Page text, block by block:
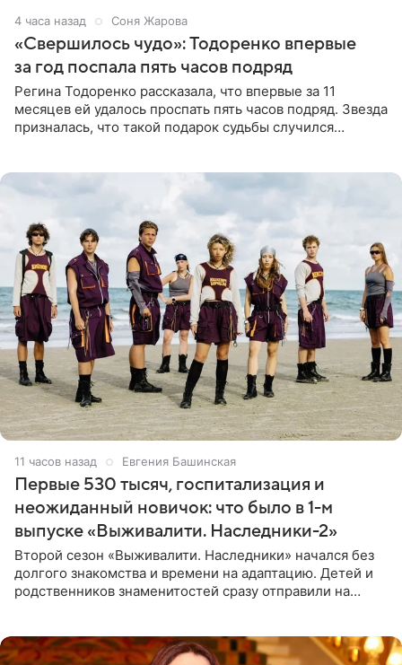
4 часа назад Соня Жарова
«Свершилось чудо»: Тодоренко впервые
за год поспала пять часов подряд
Регина Тодоренко рассказала, что впервые за 11
месяцев ей удалось проспать пять часов подряд. Звезда
призналась, что такой подарок судьбы случился
11 часов назад Евгения Башинская
Первые 530 тысяч, госпитализация и
неожиданный новичок: что было в 1-м
выпуске «Выживалити. Наследники-2»
Второй сезон «Выживалити. Наследники» начался без
долгого знакомства и времени на адаптацию. Детей и
родственников знаменитостей сразу отправили на